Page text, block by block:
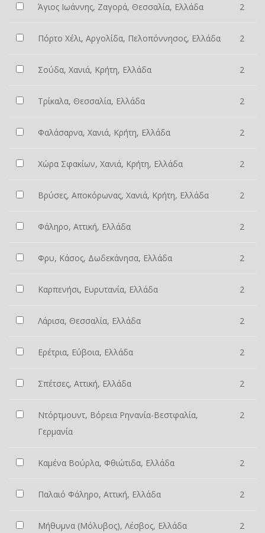
Άγιος Ιωάννης, Ζαγορά, Θεσσαλία, Ελλάδα 2
Πόρτο Χέλι, Αργολίδα, Πελοπόννησος, Ελλάδα 2
Σούδα, Χανιά, Κρήτη, Ελλάδα 2
Τρίκαλα, Θεσσαλία, Ελλάδα 2
Φαλάσαρνα, Χανιά, Κρήτη, Ελλάδα 2
Χώρα Σφακίων, Χανιά, Κρήτη, Ελλάδα 2
Βρύσες, Αποκόρωνας, Χανιά, Κρήτη, Ελλάδα 2
Φάληρο, Αττική, Ελλάδα 2
Φρυ, Κάσος, Δωδεκάνησα, Ελλάδα 2
Καρπενήσι, Ευρυτανία, Ελλάδα 2
Λάρισα, Θεσσαλία, Ελλάδα 2
Ερέτρια, Εύβοια, Ελλάδα 2
Σπέτσες, Αττική, Ελλάδα 2
Ντόρτμουντ, Βόρεια Ρηνανία-Βεστφαλία,
Γερμανία
2
Καμένα Βούρλα, Φθιώτιδα, Ελλάδα 2
Παλαιό Φάληρο, Αττική, Ελλάδα 2
Μήθυμνα (Μόλυβος), Λέσβος, Ελλάδα 2